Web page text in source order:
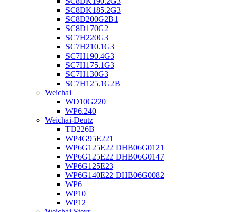
SC8DK185.2G3
SC8D200G2B1
SC8D170G2
SC7H220G3
SC7H210.1G3
SC7H190.4G3
SC7H175.1G3
SC7H130G3
SC7H125.1G2B
Weichai
WD10G220
WP6.240
Weichai-Deutz
TD226B
WP4G95E221
WP6G125E22 DHB06G0121
WP6G125E22 DHB06G0147
WP6G125E23
WP6G140E22 DHB06G0082
WP6
WP10
WP12